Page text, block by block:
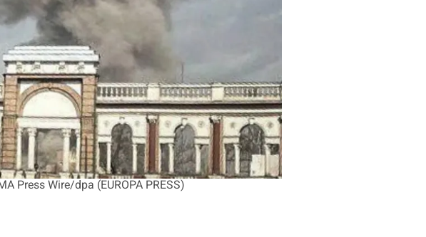
Press Wire/dpa (EUROPA PRESS)